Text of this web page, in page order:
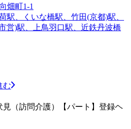
畑町1-1
駅、くいな橋駅、竹田(京都)駅、
営)駅、上鳥羽口駅、近鉄丹波橋
む
見（訪問介護）【パート】登録ヘ